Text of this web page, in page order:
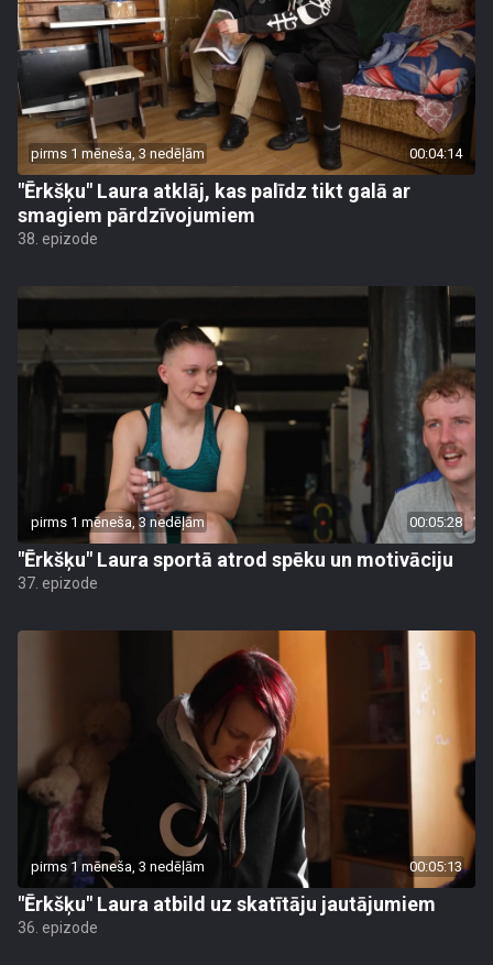
pirms 1 mēneša, 3 nedēļām 00:04:14
"Ērkšķu" Laura atklāj, kas palīdz tikt galā ar
smagiem pārdzīvojumiem
38. epizode
pirms 1 mēneša, 3 nedēļām 00:05:28
"Ērkšķu" Laura sportā atrod spēku un motivāciju
37. epizode
pirms 1 mēneša, 3 nedēļām 00:05:13
"Ērkšķu" Laura atbild uz skatītāju jautājumiem
36. epizode